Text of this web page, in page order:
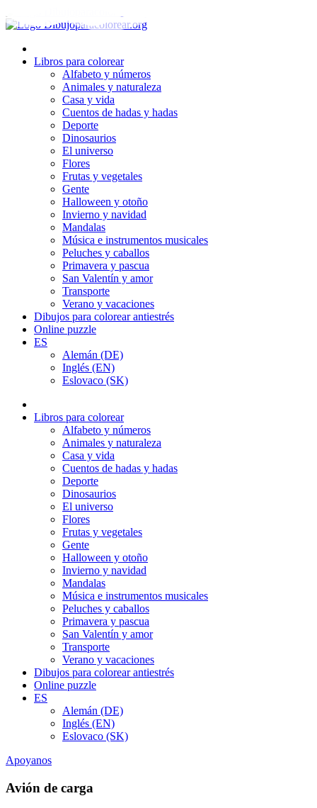
al
Libros para colorear
Alfabeto y números
Animales y naturaleza
Casa y vida
Cuentos de hadas y hadas
Deporte
Dinosaurios
El universo
Flores
Frutas y vegetales
Gente
Halloween y otoño
Invierno y navidad
Mandalas
Música e instrumentos musicales
Peluches y caballos
Primavera y pascua
San Valentín y amor
Transporte
Verano y vacaciones
Dibujos para colorear antiestrés
Online puzzle
ES
Alemán (DE)
Inglés (EN)
Eslovaco (SK)
Libros para colorear
Alfabeto y números
Animales y naturaleza
Casa y vida
Cuentos de hadas y hadas
Deporte
Dinosaurios
El universo
Flores
Frutas y vegetales
Gente
Halloween y otoño
Invierno y navidad
Mandalas
Música e instrumentos musicales
Peluches y caballos
Primavera y pascua
San Valentín y amor
Transporte
Verano y vacaciones
Dibujos para colorear antiestrés
Online puzzle
ES
Alemán (DE)
Inglés (EN)
Eslovaco (SK)
Apoyanos
Avión de carga